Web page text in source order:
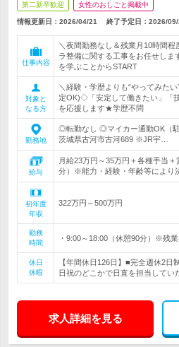
第二新卒歓迎 女性のおしごと掲載中
情報更新日：2026/04/21 終了予定日： 2026/09/
仕事内容
＼夜間勤務なし＆残業月10時間
ラ整備に関する工事をお任せし
を学ぶことからSTART
対象と
なる方
＼経験・学歴よりも“やってみた
定OK)◇「安定して働きたい」「
を応援します★学歴不問
勤務地
◎転勤なし ◎マイカー通勤OK（
茨城県古河市古河689 ※JR宇…
給与
月給23万円～35万円＋各種手当
分）※能力・経験・年齢等により
初年度
年収
322万円～500万円
勤務
時間
・9:00～18:00（休憩90分）※残業
休日
休暇
【年間休日126日】■完全週休2日
日祝のどこかで日直を担当してい
求人詳細を見る